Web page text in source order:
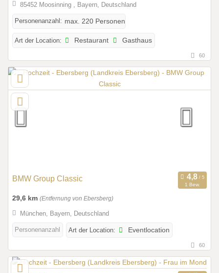
85452 Moosinning , Bayern, Deutschland
Personenanzahl: max. 220 Personen
Art der Location: Restaurant Gasthaus
60
BMW Group Classic
1 Bew.
29,6 km (Entfernung von Ebersberg)
München, Bayern, Deutschland
Personenanzahl Art der Location: Eventlocation
60